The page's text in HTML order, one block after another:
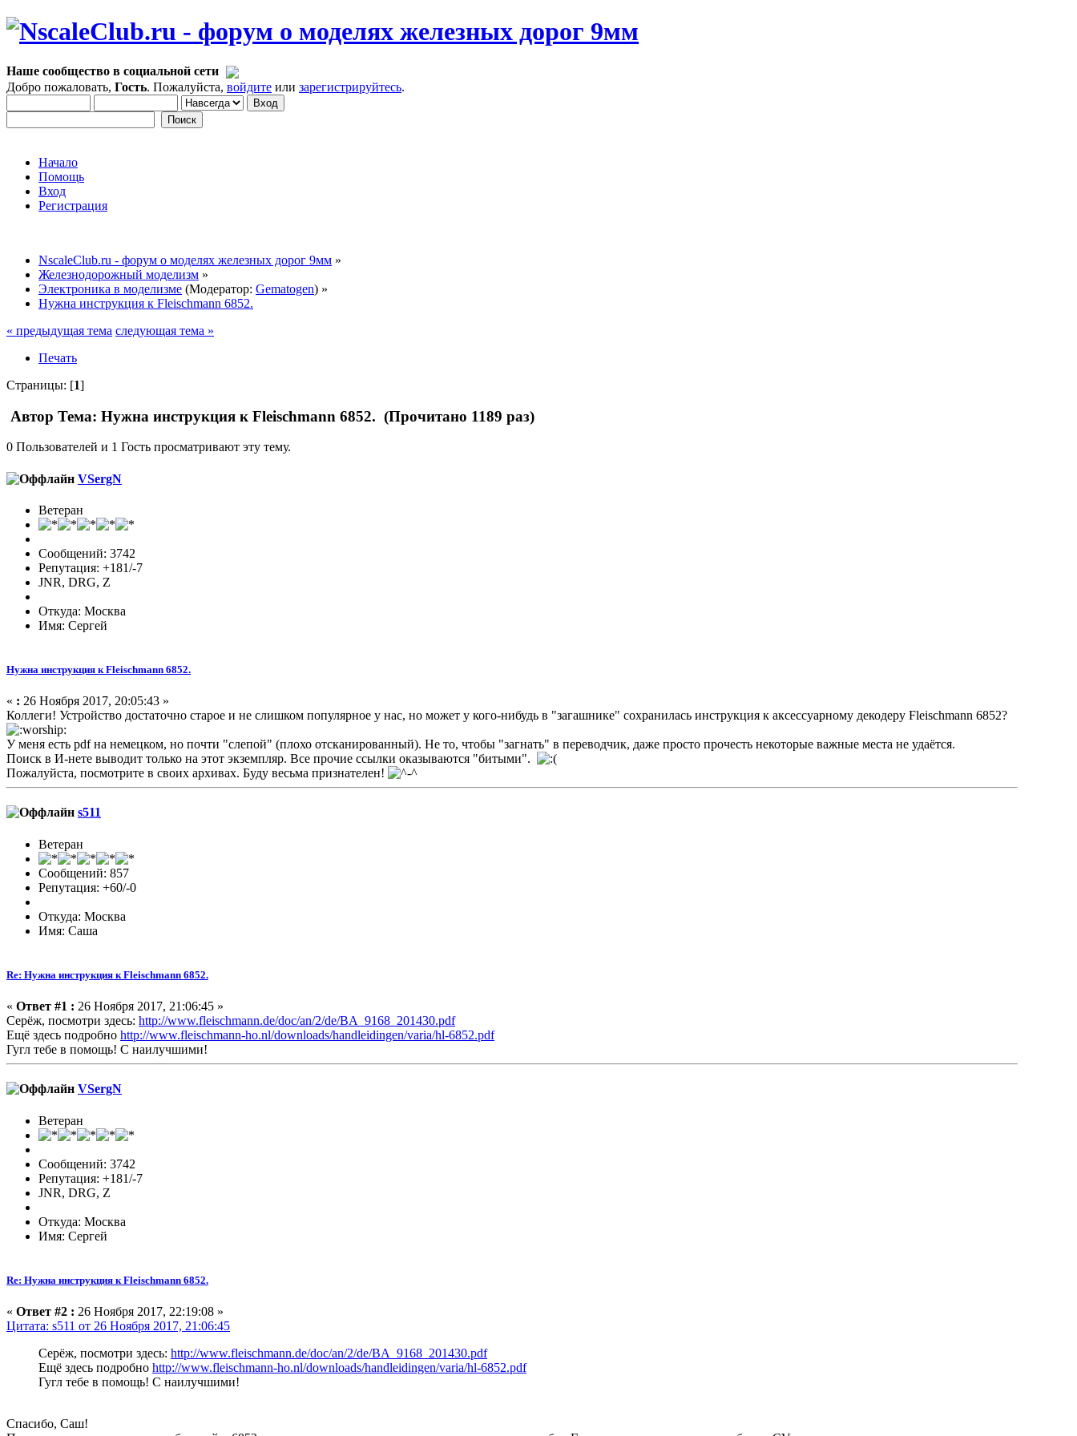
Наше сообщество в социальной сети
Добро пожаловать, Гость. Пожалуйста, войдите или зарегистрируйтесь.
Начало
Помощь
Вход
Регистрация
NscaleClub.ru - форум о моделях железных дорог 9мм »
Железнодорожный моделизм »
Электроника в моделизме (Модератор: Gematogen) »
Нужна инструкция к Fleischmann 6852.
« предыдущая тема следующая тема »
Печать
Страницы: [1]
Автор Тема: Нужна инструкция к Fleischmann 6852. (Прочитано 1189 раз)
0 Пользователей и 1 Гость просматривают эту тему.
VSergN
Ветеран
Сообщений: 3742
Репутация: +181/-7
JNR, DRG, Z
Откуда: Москва
Имя: Сергей
Нужна инструкция к Fleischmann 6852.
« : 26 Ноября 2017, 20:05:43 »
Коллеги! Устройство достаточно старое и не слишком популярное у нас, но может у кого-нибудь в "загашнике" сохранилась инструкция к аксессуарному декодеру Fleischmann 6852?
У меня есть pdf на немецком, но почти "слепой" (плохо отсканированный). Не то, чтобы "загнать" в переводчик, даже просто прочесть некоторые важные места не удаётся.
Поиск в И-нете выводит только на этот экземпляр. Все прочие ссылки оказываются "битыми".
Пожалуйста, посмотрите в своих архивах. Буду весьма признателен!
s511
Ветеран
Сообщений: 857
Репутация: +60/-0
Откуда: Москва
Имя: Саша
Re: Нужна инструкция к Fleischmann 6852.
« Ответ #1 : 26 Ноября 2017, 21:06:45 »
Серёж, посмотри здесь: http://www.fleischmann.de/doc/an/2/de/BA_9168_201430.pdf
Ещё здесь подробно http://www.fleischmann-ho.nl/downloads/handleidingen/varia/hl-6852.pdf
Гугл тебе в помощь! С наилучшими!
VSergN
Ветеран
Сообщений: 3742
Репутация: +181/-7
JNR, DRG, Z
Откуда: Москва
Имя: Сергей
Re: Нужна инструкция к Fleischmann 6852.
« Ответ #2 : 26 Ноября 2017, 22:19:08 »
Цитата: s511 от 26 Ноября 2017, 21:06:45
Серёж, посмотри здесь: http://www.fleischmann.de/doc/an/2/de/BA_9168_201430.pdf
Ещё здесь подробно http://www.fleischmann-ho.nl/downloads/handleidingen/varia/hl-6852.pdf
Гугл тебе в помощь! С наилучшими!
Спасибо, Саш!